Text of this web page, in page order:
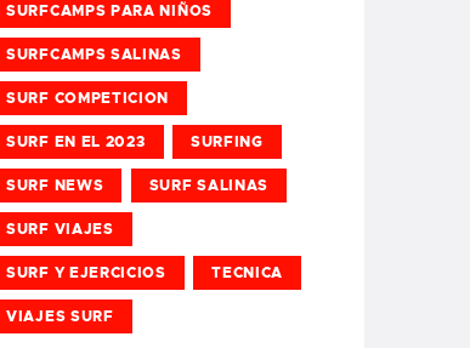
SURFCAMPS PARA NIÑOS
SURFCAMPS SALINAS
SURF COMPETICION
SURF EN EL 2023 SURFING
SURF NEWS SURF SALINAS
SURF VIAJES
SURF Y EJERCICIOS TECNICA
VIAJES SURF